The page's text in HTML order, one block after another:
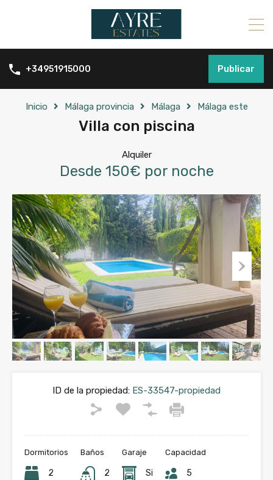
+34951915000 Publicar
Inicio Málaga provincia Málaga Málaga este
Villa con piscina
Alquiler
Desde 150€ por noche
ID de la propiedad: ES-33547-propiedad
Dormitorios
2
Baños
2
Garaje
Si
Capacidad
5